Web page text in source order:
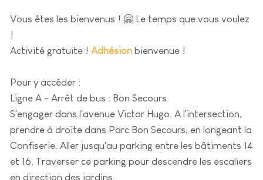
Vous êtes les bienvenus ! 🤗 Le temps que vous voulez
!
Activité gratuite ! Adhésion bienvenue !
Pour y accéder :
Ligne A - Arrêt de bus : Bon Secours.
S'engager dans l'avenue Victor Hugo. A l'intersection,
prendre à droite dans Parc Bon Secours, en longeant la
Confiserie. Aller jusqu'au parking entre les bâtiments 14
et 16. Traverser ce parking pour descendre les escaliers
en direction des jardins.